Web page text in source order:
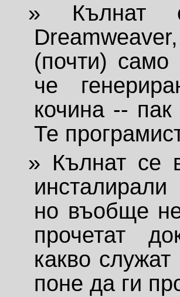
Кълнат
(почти) само
че
кочина --
Те
Кълнат се
но въобще
прочетат
какво
поне да ги